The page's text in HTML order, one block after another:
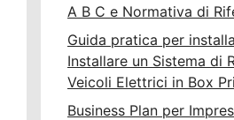
A B C e Normativa di
Guida pratica per
Installare un Sistema di
Veicoli Elettrici in Box
Business Plan per